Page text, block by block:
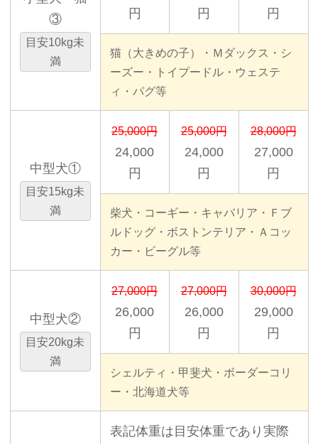
③
目安10kg未
満
円 円 円
猫（大きめの子）・Ｍダックス・シ
ーズー・トイプードル・ウェステ
ィ・パグ等
中型犬①
目安15kg未
満
25,000円
24,000
円
25,000円
24,000
円
28,000円
27,000
円
柴犬・コーギー・キャバリア・Ｆブ
ルドッグ・ボストンテリア・Ａコッ
カー・ビーグル等
中型犬②
目安20kg未
満
27,000円
26,000
円
27,000円
26,000
円
30,000円
29,000
円
シェルティ・甲斐犬・ボーダーコリ
ー・北海道犬等
表記体重は目安体重であり実際